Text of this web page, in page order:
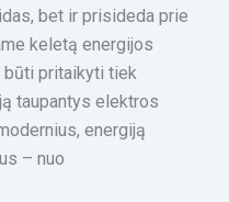
bet ir prisideda prie
keletą energijos
būti pritaikyti tiek
taupantys elektros
energiją
– nuo